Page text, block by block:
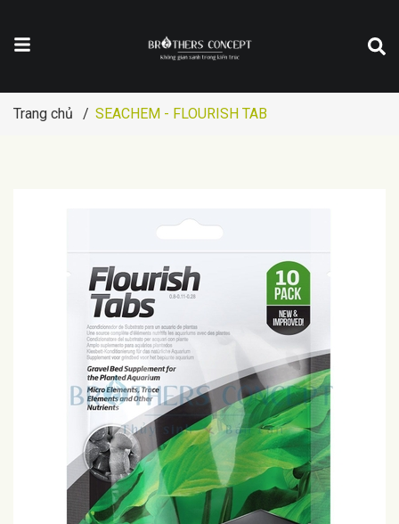
Trang chủ / SEACHEM - FLOURISH TAB